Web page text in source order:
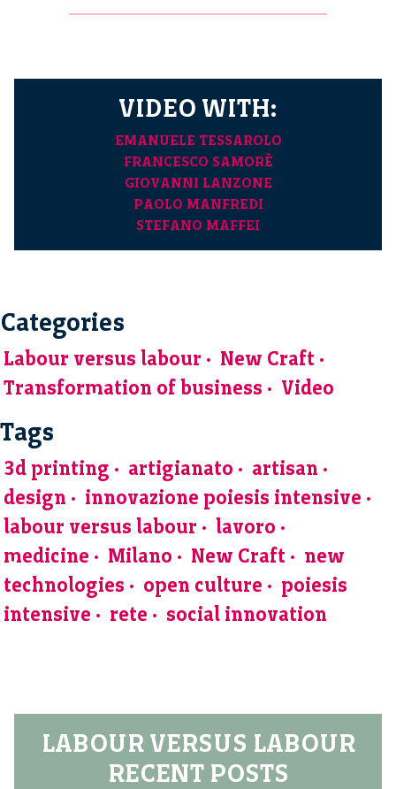
VIDEO WITH:
EMANUELE TESSAROLO
FRANCESCO SAMORÈ
GIOVANNI LANZONE
PAOLO MANFREDI
STEFANO MAFFEI
Categories
Labour versus labour
New Craft
Transformation of business
Video
Tags
3d printing artigianato
artisan
design
innovazione poiesis intensive
labour versus labour
lavoro
medicine
Milano New Craft
new
technologies
open culture
poiesis
intensive
rete social innovation
LABOUR VERSUS LABOUR
RECENT POSTS